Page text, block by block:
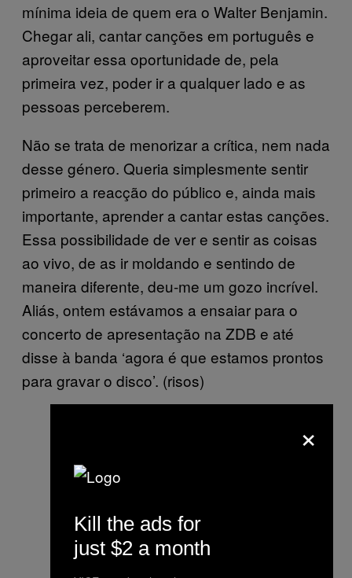
mínima ideia de quem era o Walter Benjamin.
Chegar ali, cantar canções em português e
aproveitar essa oportunidade de, pela
primeira vez, poder ir a qualquer lado e as
pessoas perceberem.
Não se trata de menorizar a crítica, nem nada
desse género. Queria simplesmente sentir
primeiro a reacção do público e, ainda mais
importante, aprender a cantar estas canções.
Essa possibilidade de ver e sentir as coisas
ao vivo, de as ir moldando e sentindo de
maneira diferente, deu-me um gozo incrível.
Aliás, ontem estávamos a ensaiar para o
concerto de apresentação na ZDB e até
disse à banda ‘agora é que estamos prontos
para gravar o disco’. (risos)
×
Kill the ads for
just $2 a month